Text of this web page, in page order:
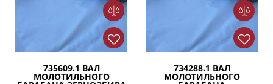
735609.1 ВАЛ
МОЛОТИЛЬНОГО
734288.1 ВАЛ
МОЛОТИЛЬНОГО